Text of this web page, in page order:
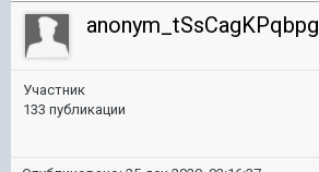
anonym_tSsCagKPqbpg
Участник
133 публикации